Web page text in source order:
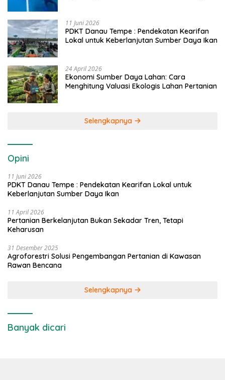
11 Juni 2026
PDKT Danau Tempe : Pendekatan Kearifan
Lokal untuk Keberlanjutan Sumber Daya Ikan
24 April 2026
Ekonomi Sumber Daya Lahan: Cara
Menghitung Valuasi Ekologis Lahan Pertanian
Selengkapnya
Opini
11 Juni 2026
PDKT Danau Tempe : Pendekatan Kearifan Lokal untuk
Keberlanjutan Sumber Daya Ikan
11 April 2026
Pertanian Berkelanjutan Bukan Sekadar Tren, Tetapi
Keharusan
31 Desember 2025
Agroforestri Solusi Pengembangan Pertanian di Kawasan
Rawan Bencana
Selengkapnya
Banyak dicari